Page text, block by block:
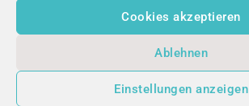
Cookies akzeptieren
Ablehnen
Einstellungen anzeigen